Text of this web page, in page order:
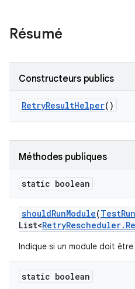
Résumé
Constructeurs publics
RetryResultHelper()
Méthodes publiques
static boolean
shouldRunModule(TestRun
List<RetryRescheduler.
Indique si un module doit
static boolean